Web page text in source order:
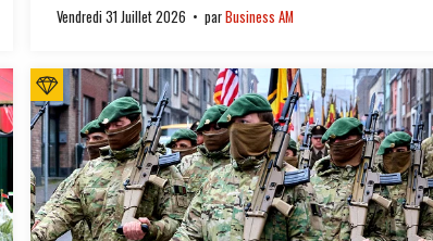
Vendredi 31 Juillet 2026 parBusiness AM